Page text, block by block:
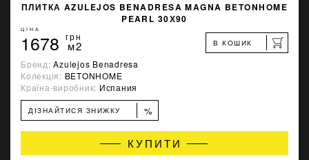
ПЛИТКА AZULEJOS BENADRESA MAGNA BETONHOME
PEARL 30Х90
ЦІНА
1678 грн
м2 В КОШИК
Бренд:Azulejos Benadresa
Колекція: BETONHOME
Країна-виробник: Испания
ДІЗНАЙТИСЯ ЗНИЖКУ %
КУПИТИ